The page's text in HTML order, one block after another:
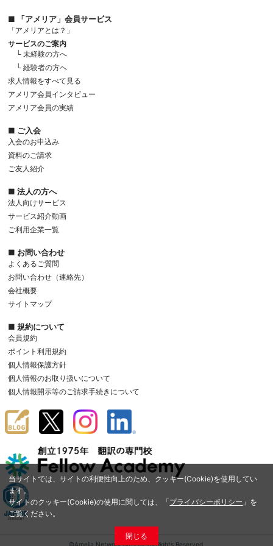
当サイトでは、サイトの利便性向上のため、クッキー(Cookie)を使用してい
ます。
サイトのクッキー(Cookie)の使用に関しては、「プライバシーポリシー 」を
ご覧ください。
閉じる
■ 「アメリア」会員サービス
「アメリアとは？」
サービスのご案内
└ 未経験の方へ
└ 経験者の方へ
求人情報をすべて見る
アメリア会員インタビュー
アメリア会員の実績
■ ご入会
入会のお申込み
資料のご請求
ご友人紹介
■ 法人の方へ
法人向けサービス
サービス紹介動画
ご利用企業一覧
■ お問い合わせ
よくあるご質問
お問い合わせ（連絡先）
会社概要
サイトマップ
■ 規約について
会員規約
ポイント利用規約
個人情報保護方針
個人情報のお取り扱いについて
個人情報開示等のご請求手続きについて
©Amelia Network Co.,Ltd. All Rights Reserved.